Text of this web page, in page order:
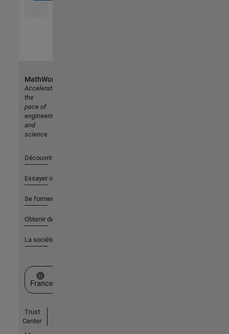
MathWorks
Accelerating
the
pace of
engineering
and
science
Découvrir les produits
Essayer ou acheter
Se former
Obtenir de l'aide
La société
Sélectionner un site web
France
Trust
Center